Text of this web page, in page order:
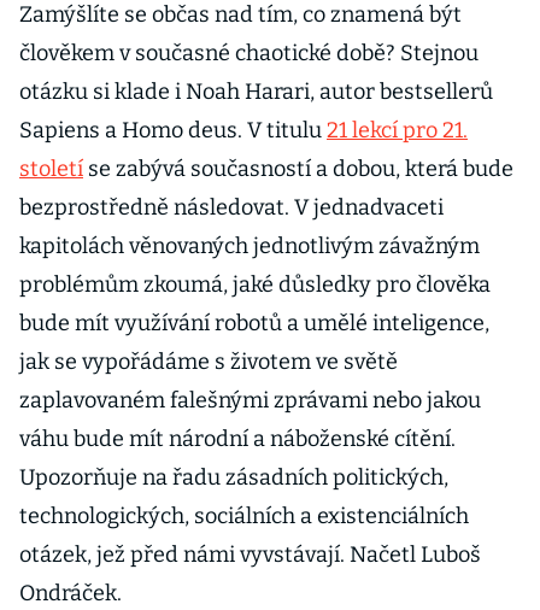
Zamýšlíte se občas nad tím, co znamená být
člověkem v současné chaotické době? Stejnou
otázku si klade i Noah Harari, autor bestsellerů
Sapiens a Homo deus. V titulu21 lekcí pro 21.
století se zabývá současností a dobou, která bude
bezprostředně následovat. V jednadvaceti
kapitolách věnovaných jednotlivým závažným
problémům zkoumá, jaké důsledky pro člověka
bude mít využívání robotů a umělé inteligence,
jak se vypořádáme s životem ve světě
zaplavovaném falešnými zprávami nebo jakou
váhu bude mít národní a náboženské cítění.
Upozorňuje na řadu zásadních politických,
technologických, sociálních a existenciálních
otázek, jež před námi vyvstávají. Načetl Luboš
Ondráček.